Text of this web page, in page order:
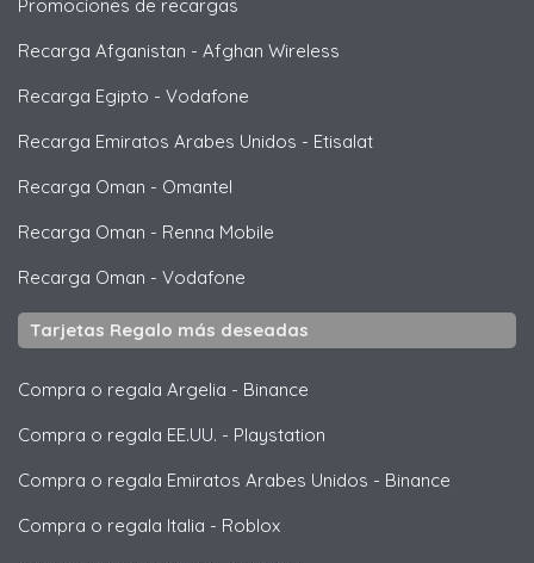
Promociones de recargas
Recarga Afganistan - Afghan Wireless
Recarga Egipto - Vodafone
Recarga Emiratos Arabes Unidos - Etisalat
Recarga Oman - Omantel
Recarga Oman - Renna Mobile
Recarga Oman - Vodafone
Tarjetas Regalo más deseadas
Compra o regala Argelia - Binance
Compra o regala EE.UU. - Playstation
Compra o regala Emiratos Arabes Unidos - Binance
Compra o regala Italia - Roblox